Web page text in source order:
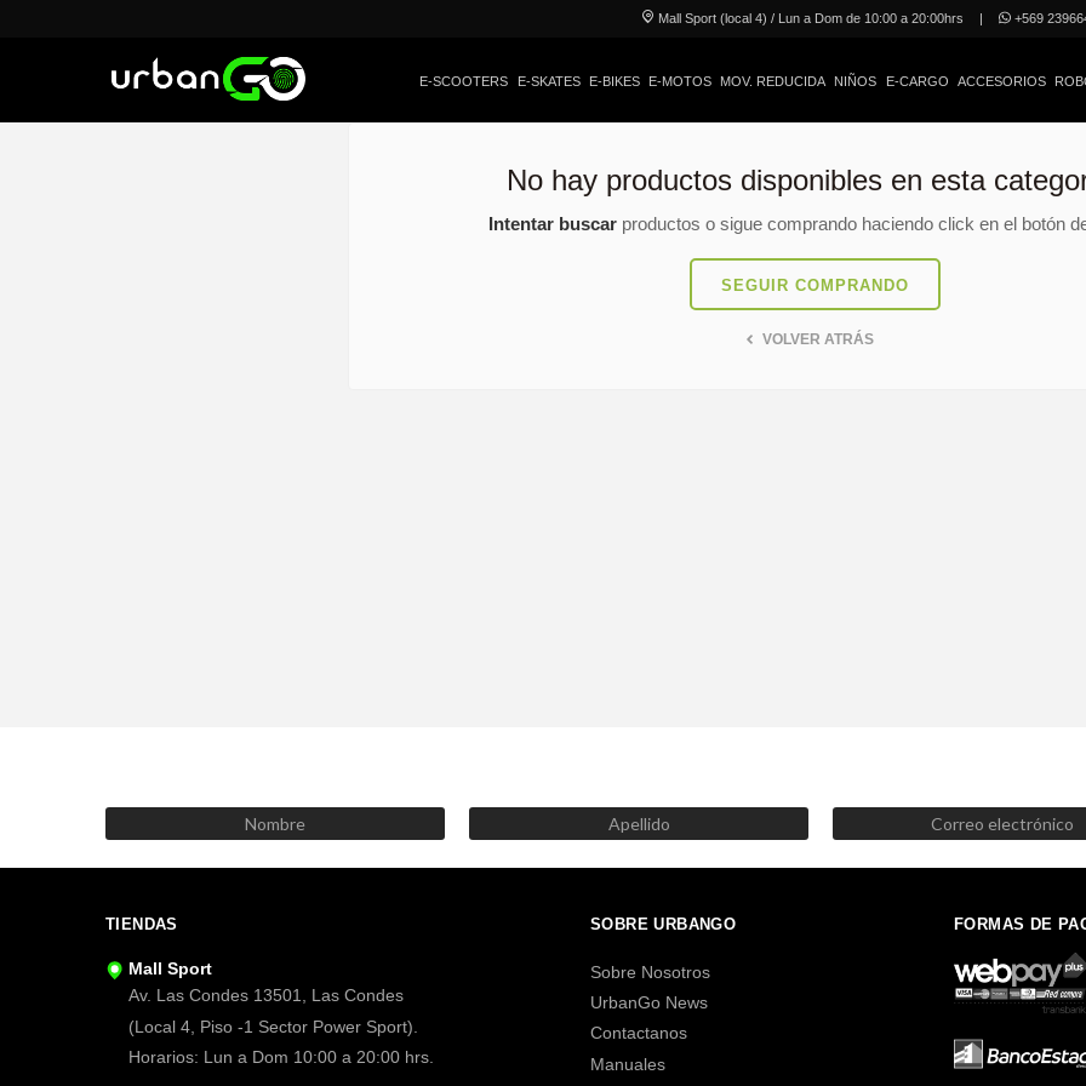
Mall Sport (local 4) / Lun a Dom de 10:00 a 20:00hrs | +569
E-SCOOTERS E-SKATES E-BIKES E-MOTOS MOV. REDUCIDA NIÑOS E-CARGO ACCESORIOS
No hay productos disponibles en esta
Intentar buscarproductos o sigue comprando haciendo click en el botón
SEGUIR COMPRANDO
VOLVER ATRÁS
TIENDAS
Mall Sport
Av. Las Condes 13501, Las Condes
(Local 4, Piso -1 Sector Power Sport).
Horarios: Lun a Dom 10:00 a 20:00 hrs.
SOBRE URBANGO
Sobre Nosotros
UrbanGo News
Contactanos
Manuales
FORMAS DE